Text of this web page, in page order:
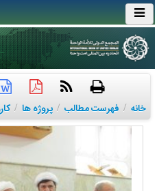
خانه / فهرست مطالب / پروژه ها /